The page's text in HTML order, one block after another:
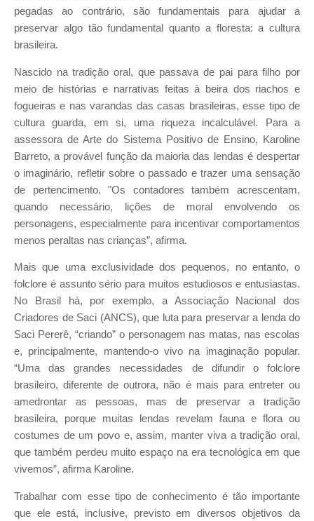
pegadas ao contrário, são fundamentais para ajudar a
preservar algo tão fundamental quanto a floresta: a cultura
brasileira.
Nascido na tradição oral, que passava de pai para filho por
meio de histórias e narrativas feitas à beira dos riachos e
fogueiras e nas varandas das casas brasileiras, esse tipo de
cultura guarda, em si, uma riqueza incalculável. Para a
assessora de Arte do Sistema Positivo de Ensino, Karoline
Barreto, a provável função da maioria das lendas é despertar
o imaginário, refletir sobre o passado e trazer uma sensação
de pertencimento. "Os contadores também acrescentam,
quando necessário, lições de moral envolvendo os
personagens, especialmente para incentivar comportamentos
menos peraltas nas crianças”, afirma.
Mais que uma exclusividade dos pequenos, no entanto, o
folclore é assunto sério para muitos estudiosos e entusiastas.
No Brasil há, por exemplo, a Associação Nacional dos
Criadores de Saci (ANCS), que luta para preservar a lenda do
Saci Pererê, “criando” o personagem nas matas, nas escolas
e, principalmente, mantendo-o vivo na imaginação popular.
“Uma das grandes necessidades de difundir o folclore
brasileiro, diferente de outrora, não é mais para entreter ou
amedrontar as pessoas, mas de preservar a tradição
brasileira, porque muitas lendas revelam fauna e flora ou
costumes de um povo e, assim, manter viva a tradição oral,
que também perdeu muito espaço na era tecnológica em que
vivemos”, afirma Karoline.
Trabalhar com esse tipo de conhecimento é tão importante
que ele está, inclusive, previsto em diversos objetivos da